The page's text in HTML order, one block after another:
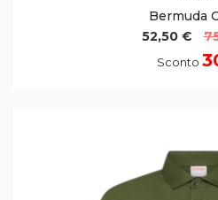
Bermuda
52,50 €
Sconto